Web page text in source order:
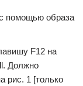
помощью образа
F12 на
Должно
рис. 1 [только